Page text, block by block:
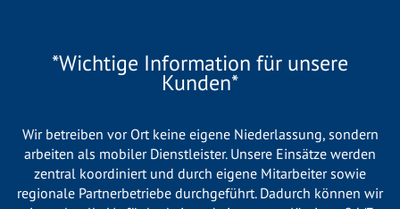
*Wichtige Information für unsere
Kunden*
Wir betreiben vor Ort keine eigene Niederlassung, sondern
arbeiten als mobiler Dienstleister. Unsere Einsätze werden
zentral koordiniert und durch eigene Mitarbeiter sowie
regionale Partnerbetriebe durchgeführt. Dadurch können wir